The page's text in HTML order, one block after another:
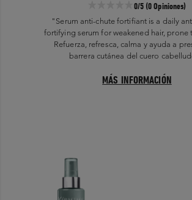
0/5(0 Opiniones)
"Serum anti-chute fortifiant is a daily
fortifying serum for weakened hair, prone
Refuerza, refresca, calma y ayuda a
barrera cutánea del cuero
MÁS INFORMACIÓN